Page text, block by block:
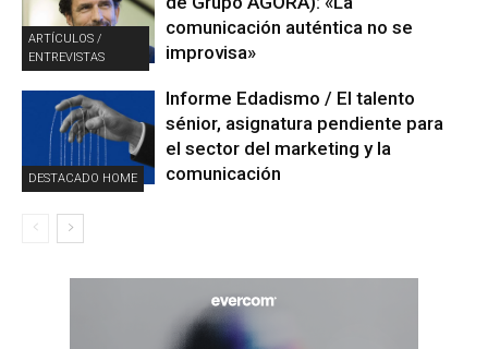
ARTÍCULOS /
ENTREVISTAS
comunicación auténtica no se
improvisa»
DESTACADO HOME
Informe Edadismo / El talento
sénior, asignatura pendiente para
el sector del marketing y la
comunicación